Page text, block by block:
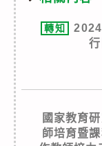
轉知
國家教育
師培育暨